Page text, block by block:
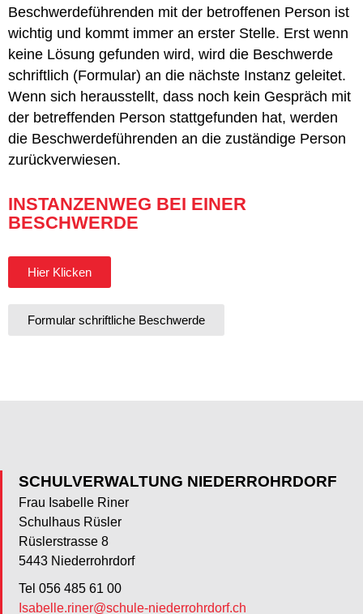
Beschwerdeführenden mit der betroffenen Person ist
wichtig und kommt immer an erster Stelle. Erst wenn
keine Lösung gefunden wird, wird die Beschwerde
schriftlich (Formular) an die nächste Instanz geleitet.
Wenn sich herausstellt, dass noch kein Gespräch mit
der betreffenden Person stattgefunden hat, werden
die Beschwerdeführenden an die zuständige Person
zurückverwiesen.
INSTANZENWEG BEI EINER
BESCHWERDE
Hier Klicken
Formular schriftliche Beschwerde
SCHULVERWALTUNG NIEDERROHRDORF
Frau Isabelle Riner
Schulhaus Rüsler
Rüslerstrasse 8
5443 Niederrohrdorf
Tel 056 485 61 00
Isabelle.riner@schule-niederrohrdorf.ch